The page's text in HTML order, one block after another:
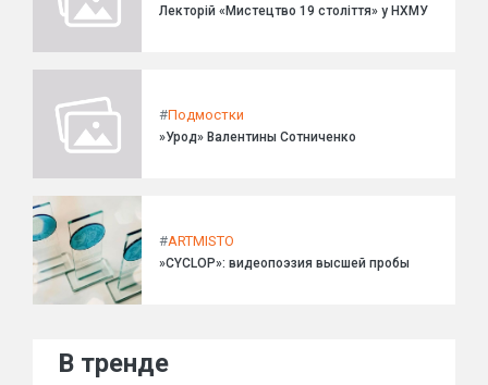
Лекторій «Мистецтво 19 століття» у НХМУ
#Подмостки
»Урод» Валентины Сотниченко
#ARTMISTO
»CYCLOP»: видеопоэзия высшей пробы
В тренде